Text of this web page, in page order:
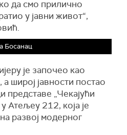
да смо прилично
у јавни живот“,
Босанац
је започео као
широј јавности постао
представе „Чекајући
Атељеу 212, која је
развој модерног